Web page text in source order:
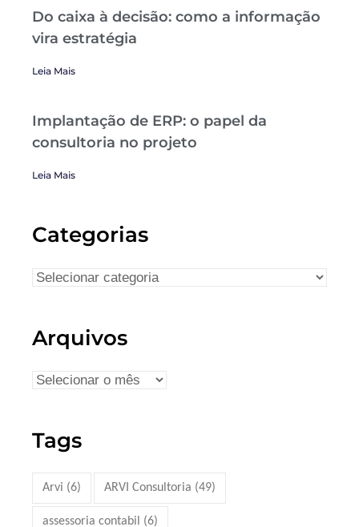
Do caixa à decisão: como a informação
vira estratégia
Leia Mais
Implantação de ERP: o papel da
consultoria no projeto
Leia Mais
Categorias
Arquivos
Tags
Arvi (6) ARVI Consultoria (49)
assessoria contabil (6)